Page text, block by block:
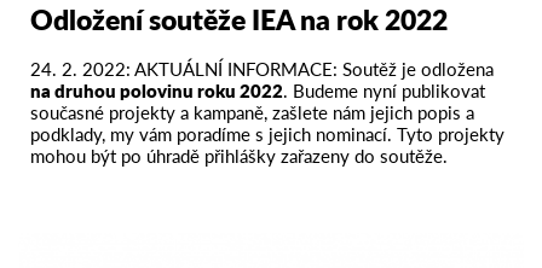
Odložení soutěže IEA na rok 2022
24. 2. 2022: AKTUÁLNÍ INFORMACE: Soutěž je odložena
na druhou polovinu roku 2022. Budeme nyní publikovat
současné projekty a kampaně, zašlete nám jejich popis a
podklady, my vám poradíme s jejich nominací. Tyto projekty
mohou být po úhradě přihlášky zařazeny do soutěže.